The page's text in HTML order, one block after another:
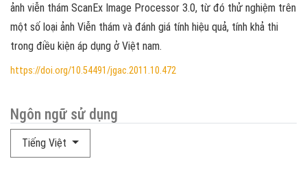
Ngôn ngữ sử dụng
Tiếng Việt
ảnh viễn thám ScanEx Image Processor 3.0, từ đó thử nghiệm trên
một số loại ảnh Viễn thám và đánh giá tính hiệu quả, tính khả thi
trong điều kiện áp dụng ở Việt nam.
https://doi.org/10.54491/jgac.2011.10.472